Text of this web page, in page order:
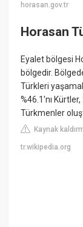
horasan.gov.tr
Horasan
Eyalet bölgesi
bölgedir.
Türkleri
%46.1'nı
Türkmenler
Kaynak
tr.wikipedia.org